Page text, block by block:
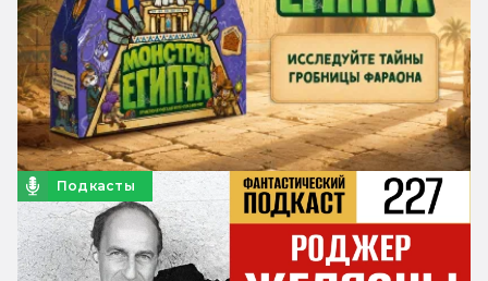
Подкасты